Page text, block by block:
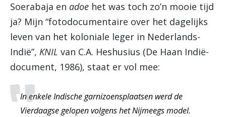
Soerabaja en adoe het was toch zo’n mooie tijd
ja? Mijn “fotodocumentaire over het dagelijks
leven van het koloniale leger in Nederlands-
Indië”, KNIL van C.A. Heshusius (De Haan Indië-
document, 1986), staat er vol mee:
In enkele Indische garnizoensplaatsen werd de
Vierdaagse gelopen volgens het Nijmeegs model.